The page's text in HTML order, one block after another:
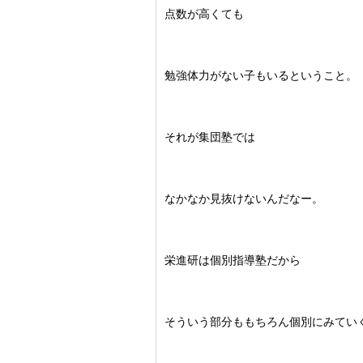
点数が高くても
勉強体力がない子もいるということ。
それが集団塾では
なかなか見抜けないんだなー。
栄進研は個別指導塾だから
そういう部分ももちろん個別にみてい